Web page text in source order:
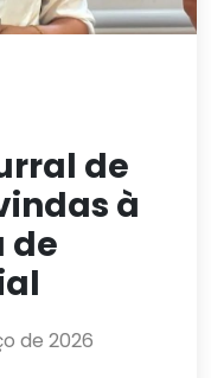
de
à
de
de 2026